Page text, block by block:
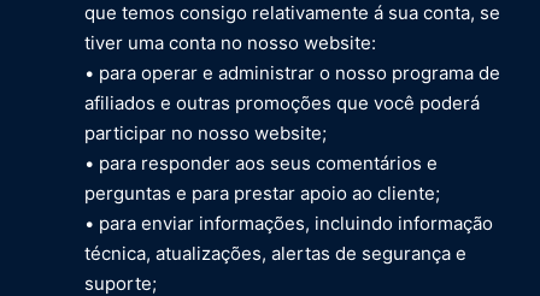
que temos consigo relativamente á sua conta, se
tiver uma conta no nosso website:
• para operar e administrar o nosso programa de
afiliados e outras promoções que você poderá
participar no nosso website;
• para responder aos seus comentários e
perguntas e para prestar apoio ao cliente;
• para enviar informações, incluindo informação
técnica, atualizações, alertas de segurança e
suporte;